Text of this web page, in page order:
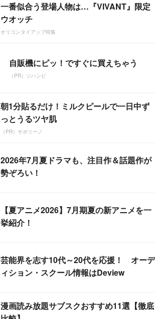
一番似合う登場人物は…『VIVANT』限定
ウオッチ
オリコンタイアップ特集
自販機にピッ！ですぐに買えちゃう
（PR）ジハンピ
朝1分貼るだけ！ミルクピールで一日中ず
っとうるツヤ肌
（PR）サボリーノ
2026年7月夏ドラマも、注目作＆話題作が
勢ぞろい！
【夏アニメ2026】7月期夏の新アニメを一
挙紹介！
芸能界を志す10代～20代を応援！ オーデ
ィション・スクール情報はDeview
漫画読み放題サブスクおすすめ11選【徹底